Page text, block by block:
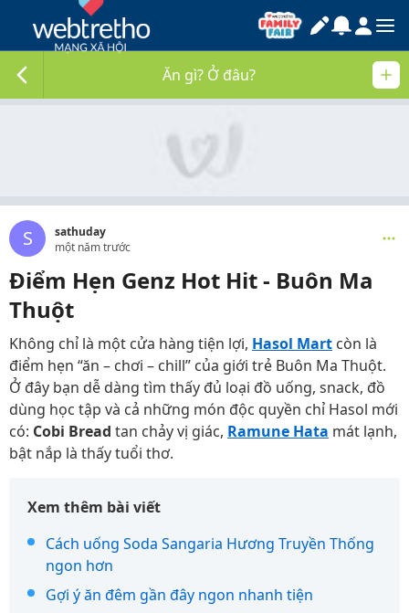
Ăn gì? Ở đâu?
S
sathuday
một năm trước
Điểm Hẹn Genz Hot Hit - Buôn Ma
Thuột
Không chỉ là một cửa hàng tiện lợi, Hasol Mart còn là
điểm hẹn “ăn – chơi – chill” của giới trẻ Buôn Ma Thuột.
Ở đây bạn dễ dàng tìm thấy đủ loại đồ uống, snack, đồ
dùng học tập và cả những món độc quyền chỉ Hasol mới
có: Cobi Bread tan chảy vị giác, Ramune Hata mát lạnh,
bật nắp là thấy tuổi thơ.
Xem thêm bài viết
Cách uống Soda Sangaria Hương Truyền Thống
ngon hơn
Gợi ý ăn đêm gần đây ngon nhanh tiện